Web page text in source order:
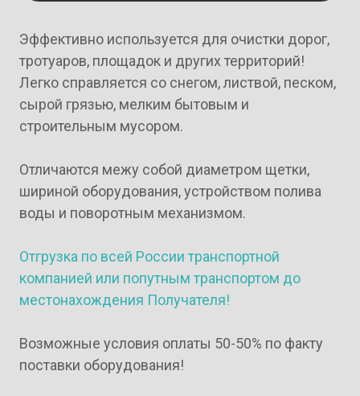
Эффективно используется для очистки дорог,
тротуаров, площадок и других территорий!
Легко справляется со снегом, листвой, песком,
сырой грязью, мелким бытовым и
строительным мусором.
Отличаются межу собой диаметром щетки,
шириной оборудования, устройством полива
воды и поворотным механизмом.
Отгрузка по всей России транспортной
компанией или попутным транспортом до
местонахождения Получателя!
Возможные условия оплаты 50-50% по факту
поставки оборудования!
ПОХОЖИЕ ТОВАРЫ В ДАННОЙ КАТЕГОРИИ